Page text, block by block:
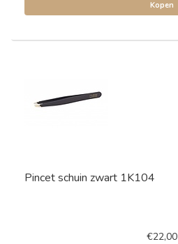
Kopen
Pincet schuin zwart 1K104
€22,00